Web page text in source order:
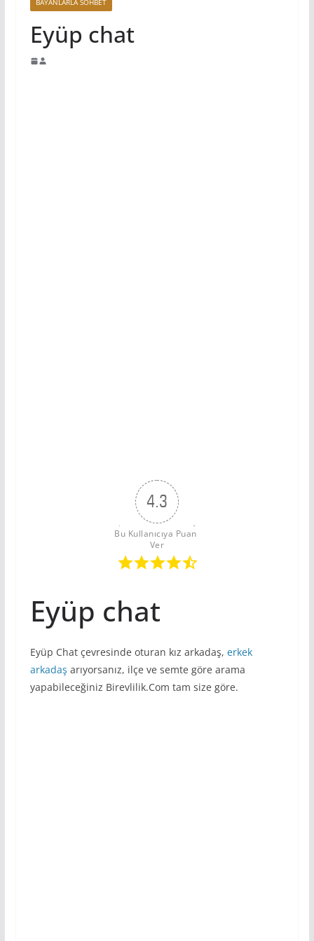
Eyüp chat
4.3
Bu Kullanıcıya Puan
Ver
Eyüp chat
Eyüp Chat çevresinde oturan kız arkadaş, erkek
arkadaş arıyorsanız, ilçe ve semte göre arama
yapabileceğiniz Birevlilik.Com tam size göre.